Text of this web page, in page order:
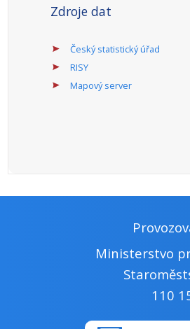
Zdroje dat
Český statistický úřad
RISY
Mapový server
Ministerstvo
110